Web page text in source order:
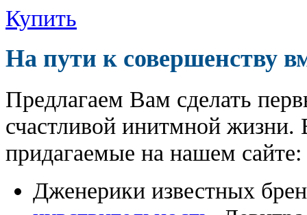
Купить
На пути к совершенству
Предлагаем Вам сделать
счастливой инитмной жизни.
придагаемые на нашем сайте:
Дженерики известных